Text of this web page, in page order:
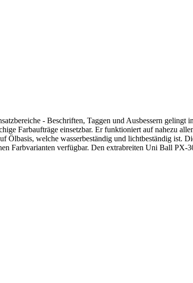
- Beschriften, Taggen und Ausbessern
Farbaufträge einsetzbar. Er funktioniert auf nahezu
welche wasserbeständig und lichtbeständig ist.
Farbvarianten verfügbar. Den extrabreiten Uni Ball